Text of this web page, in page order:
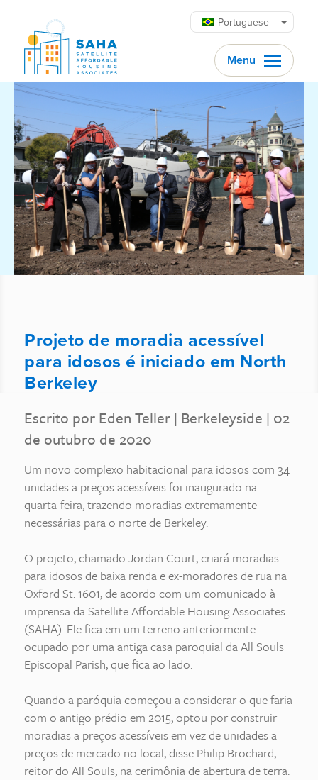
Portuguese
Menu
Projeto de moradia acessível
para idosos é iniciado em North
Berkeley
Escrito por Eden Teller | Berkeleyside | 02
de outubro de 2020
Um novo complexo habitacional para idosos com 34
unidades a preços acessíveis foi inaugurado na
quarta-feira, trazendo moradias extremamente
necessárias para o norte de Berkeley.
O projeto, chamado Jordan Court, criará moradias
para idosos de baixa renda e ex-moradores de rua na
Oxford St. 1601, de acordo com um comunicado à
imprensa da Satellite Affordable Housing Associates
(SAHA). Ele fica em um terreno anteriormente
ocupado por uma antiga casa paroquial da All Souls
Episcopal Parish, que fica ao lado.
Quando a paróquia começou a considerar o que faria
com o antigo prédio em 2015, optou por construir
moradias a preços acessíveis em vez de unidades a
preços de mercado no local, disse Philip Brochard,
reitor do All Souls, na cerimônia de abertura de terra.